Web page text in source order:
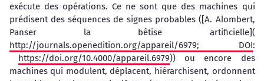
exécute des opérations. Ce ne sont que des machines qui
prédisent des séquences de signes probables ([A. Alombert,
Panser la bêtise artificielle](
http://journals.openedition.org/appareil/6979; DOI:
https://doi.org/10.4000/appareil.6979)) ou encore des
machines qui modulent, déplacent, hiérarchisent, ordonnent